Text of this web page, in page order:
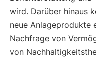
wird. Darüber hinaus
neue Anlageprodukte
Nachfrage von
von